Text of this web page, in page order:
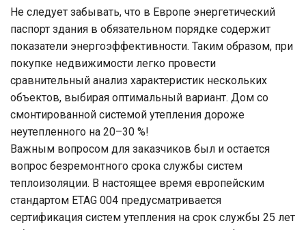
Не следует забывать, что в Европе энергетический
паспорт здания в обязательном порядке содержит
показатели энергоэффективности. Таким образом, при
покупке недвижимости легко провести
сравнительный анализ характеристик нескольких
объектов, выбирая оптимальный вариант. Дом со
смонтированной системой утепления дороже
неутепленного на 20–30 %!
Важным вопросом для заказчиков был и остается
вопрос безремонтного срока службы систем
теплоизоляции. В настоящее время европейским
стандартом ETAG 004 предусматривается
сертификация систем утепления на срок службы 25 лет